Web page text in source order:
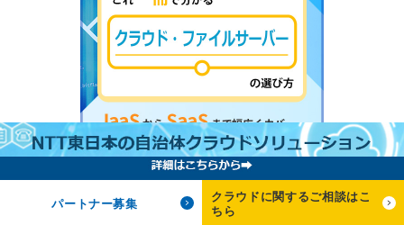
パートナー募集
クラウドに関するご相談はこ
ちら